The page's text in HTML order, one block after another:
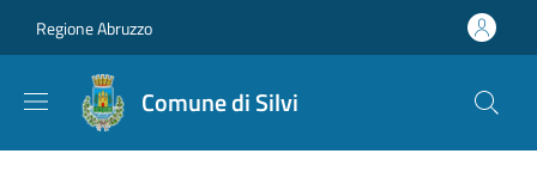
Regione Abruzzo
Comune di Silvi